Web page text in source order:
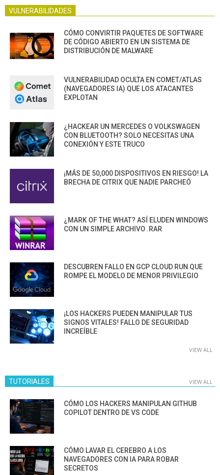
VULNERABILIDADES
CÓMO CONVIRTIR PAQUETES DE SOFTWARE
DE CÓDIGO ABIERTO EN UN SISTEMA DE
DISTRIBUCIÓN DE MALWARE
VULNERABILIDAD OCULTA EN COMET/ATLAS
(NAVEGADORES IA) QUE LOS ATACANTES
EXPLOTAN
¿HACKEAR UN MERCEDES O VOLKSWAGEN
CON BLUETOOTH? SOLO NECESITAS UNA
CONEXIÓN Y ESTE TRUCO
¡MÁS DE 50,000 DISPOSITIVOS EN RIESGO! LA
BRECHA DE CITRIX QUE NADIE PARCHEÓ
¿MARK OF THE WHAT? ASÍ ELUDEN WINDOWS
CON UN SIMPLE ARCHIVO .RAR
DESCUBREN FALLO EN GCP CLOUD RUN QUE
ROMPE EL MODELO DE MENOR PRIVILEGIO
¡LOS HACKERS PUEDEN MANIPULAR TUS
SIGNOS VITALES! FALLO DE SEGURIDAD
INCREÍBLE
VIEW ALL
TUTORIALES VIEW ALL
CÓMO LOS HACKERS MANIPULAN GITHUB
COPILOT DENTRO DE VS CODE
CÓMO LAVAR EL CEREBRO A LOS
NAVEGADORES CON IA PARA ROBAR
SECRETOS